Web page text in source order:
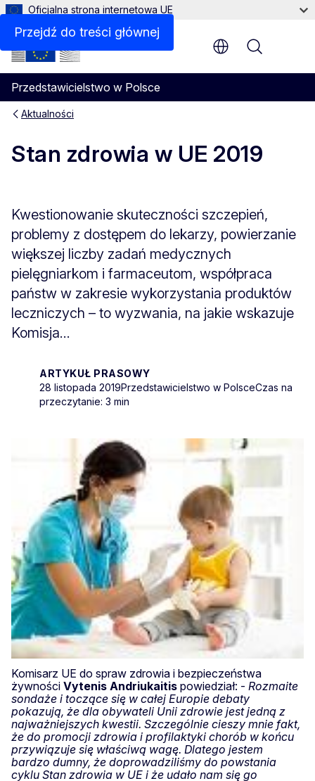
Przejdź do treści głównej
Oficjalna strona internetowa UE
Przedstawicielstwo w Polsce
Menu
Aktualności
Stan zdrowia w UE 2019
Kwestionowanie skuteczności szczepień,
problemy z dostępem do lekarzy, powierzanie
większej liczby zadań medycznych
pielęgniarkom i farmaceutom, współpraca
państw w zakresie wykorzystania produktów
leczniczych – to wyzwania, na jakie wskazuje
Komisja...
ARTYKUŁ PRASOWY
28 listopada 2019Przedstawicielstwo w PolsceCzas na
przeczytanie: 3 min
Komisarz UE do spraw zdrowia i bezpieczeństwa
żywności Vytenis Andriukaitis powiedział: - Rozmaite
sondaże i toczące się w całej Europie debaty
pokazują, że dla obywateli Unii zdrowie jest jedną z
najważniejszych kwestii. Szczególnie cieszy mnie fakt,
że do promocji zdrowia i profilaktyki chorób w końcu
przywiązuje się właściwą wagę. Dlatego jestem
bardzo dumny, że doprowadziliśmy do powstania
cyklu Stan zdrowia w UE i że udało nam się go